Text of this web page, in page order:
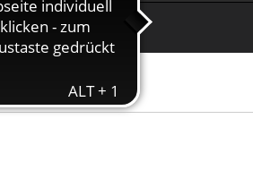
Dekoration Sale %